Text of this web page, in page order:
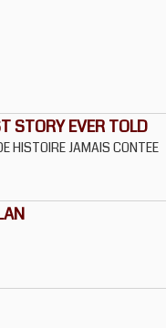
STORY EVER TOLD
HISTOIRE JAMAIS CONTEE